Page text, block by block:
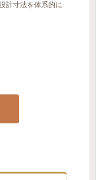
計寸法を体系的に